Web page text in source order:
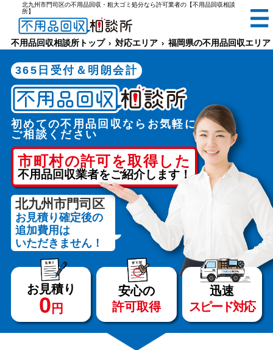
北九州市門司区の不用品回収・粗大ゴミ処分なら許可業者の【不用品回収相談
所】
電話で無料お見積り （受付 8:30-17:30）
メールでのご相談は24時間受付中
不用品回収相談所TOP
当社について
サービス
不用品回収相談所トップ 対応エリア 福岡県の不用品回収エリア
365日受付＆明朗会計
初めての不用品回収ならお気軽に
ご相談ください
市町村の許可を取得した
不用品回収業者をご紹介します！
北九州市門司区
お見積り確定後の
追加費用は
いただきません！
お見積り
0 円
安心の
許可取得
迅速
スピード対応